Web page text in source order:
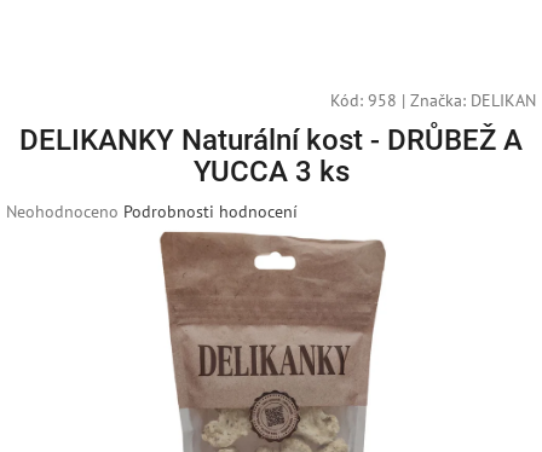
košík
Kód: 958 | Značka: DELIKAN
DELIKANKY Naturální kost - DRŮBEŽ A
YUCCA 3 ks
Průměrné
Neohodnoceno Podrobnosti hodnocení